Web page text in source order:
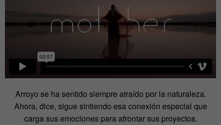
Arroyo se ha sentido siempre atraído por la naturaleza.
Ahora, dice, sigue sintiendo esa conexión especial que
carga sus emociones para afrontar sus proyectos.